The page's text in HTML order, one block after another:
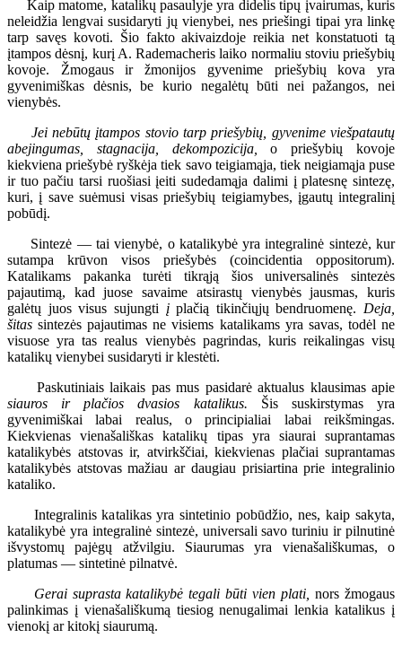
Kaip matome, katalikų pasaulyje yra didelis tipų įvairumas, kuris
neleidžia lengvai susidaryti jų vienybei, nes priešingi tipai yra linkę
tarp savęs kovoti. Šio fakto akivaizdoje reikia net konstatuoti tą
įtampos dėsnį, kurį A. Rademacheris laiko normaliu stoviu priešybių
kovoje. Žmogaus ir žmonijos gyvenime priešybių kova yra
gyvenimiškas dėsnis, be kurio negalėtų būti nei pažangos, nei
vienybės.
Jei nebūtų įtampos stovio tarp priešybių, gyvenime viešpatautų
abejingumas, stagnacija, dekompozicija,
o priešybių kovoje
kiekviena priešybė ryškėja tiek savo teigiamąja, tiek neigiamąja puse
ir tuo pačiu tarsi ruošiasi įeiti sudedamąja dalimi į platesnę sintezę,
kuri, į save suėmusi visas priešybių teigiamybes, įgautų integralinį
pobūdį.
Sintezė — tai vienybė, o katalikybė yra integralinė sintezė, kur
sutampa krūvon visos priešybės (coincidentia oppositorum).
Katalikams pakanka turėti tikrąją šios universalinės sintezės
pajautimą, kad juose savaime atsirastų vienybės jausmas, kuris
galėtų juos visus sujungti įplačią tikinčiųjų bendruomenę. Deja,
šitas sintezės pajautimas ne visiems katalikams yra savas, todėl ne
visuose yra tas realus vienybės pagrindas, kuris reikalingas visų
katalikų vienybei susidaryti ir klestėti.
Paskutiniais laikais pas mus pasidarė aktualus klausimas apie
siauros ir plačios dvasios katalikus. Šis suskirstymas yra
gyvenimiškai labai realus, o principialiai labai reikšmingas.
Kiekvienas vienašališkas katalikų tipas yra siaurai suprantamas
katalikybės atstovas ir, atvirkščiai, kiekvienas plačiai suprantamas
katalikybės atstovas mažiau ar daugiau prisiartina prie integralinio
kataliko.
Integralinis katalikas yra sintetinio pobūdžio, nes, kaip sakyta,
katalikybė yra integralinė sintezė, universali savo turiniu ir pilnutinė
išvystomų pajėgų atžvilgiu. Siaurumas yra vienašališkumas, o
platumas — sintetinė pilnatvė.
Gerai suprasta katalikybė tegali būti vien plati, nors žmogaus
palinkimas į vienašališkumą tiesiog nenugalimai lenkia katalikus į
vienokį ar kitokį siaurumą.